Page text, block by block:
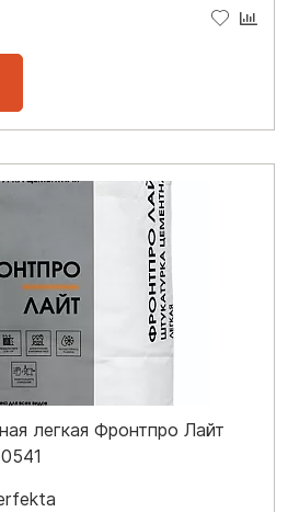
легкая Фронтпро Лайт